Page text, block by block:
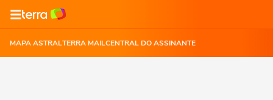
MAPA ASTRALTERRA MAILCENTRAL DO ASSINANTE